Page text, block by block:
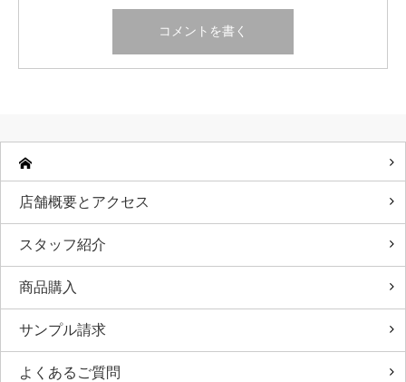
店舗概要とアクセス
スタッフ紹介
商品購入
サンプル請求
よくあるご質問